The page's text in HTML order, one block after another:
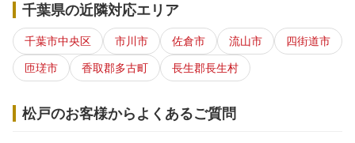
千葉県の近隣対応エリア
千葉市中央区 市川市 佐倉市 流山市
四街道市
匝瑳市
香取郡多古町 長生郡長生村
松戸のお客様からよくあるご質問